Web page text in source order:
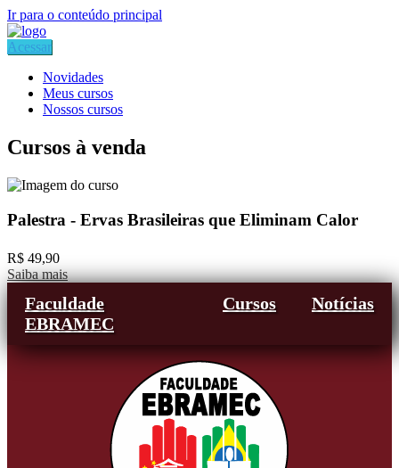
Ir para o conteúdo principal
Acessar
Novidades
Meus cursos
Nossos cursos
Cursos à venda
Palestra - Ervas Brasileiras que Eliminam Calor
R$ 49,90
Saiba mais
Faculdade
EBRAMEC
Cursos Notícias